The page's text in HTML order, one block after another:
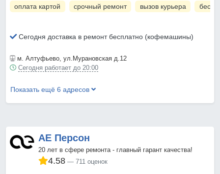
оплата картой срочный ремонт вызов курьера
Сегодня доставка в ремонт бесплатно (кофемашины)
м. Алтуфьево, ул.Мурановская д.12
Сегодня работает до 20:00
Показать ещё 6 адресов
АЕ Персон
20 лет в сфере ремонта - главный гарант качества!
4.58 711 оценок